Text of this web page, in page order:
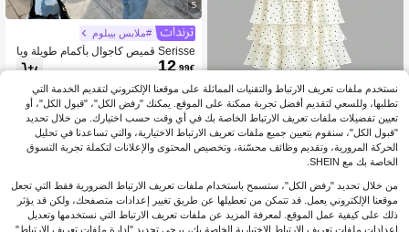
Sweetra
Sweetra ملابس علوية جديدة للربيع/الصي
ف بنقشة نقاط بولكا وحافة مكشكشة حل
وة وياقة معلقة، تصميم أنيق مناسب لملا
بس الشارع والارتداء اليومي الأنيق والموا
عيد وأعياد الميلاد، باللونين الأبيض والأسو
د
10
5
#ملابس بيبلوم
Serisse قميص كاجوال بأكمام طويلة ويا
قة على شكل حرف V مع تريم من الكشك
12.99€
نستخدم ملفات تعريف الارتباط والتقنيات المماثلة على موقعنا الإلكتروني لتقديم الخدمة التي
تطلبها، وللسعي لتقديم أفضل تجربة ممكنة على الموقع. يمكنك "رفض الكل"، "قبول الكل"، أو
تعيين تفضيلات ملفات تعريف الارتباط الخاصة بك في أي وقت حسب اختيارك. من خلال تحديد
"قبول الكل"، سنقوم بتعيين جميع ملفات تعريف الارتباط الاختيارية، والتي تساعدنا في تحليل
الحركة المرورية، وتقديم وظائف محسّنة، وتخصيص المحتوى والإعلانات لتكملة تجربة التسوق
الخاصة بك مع SHEIN.
من خلال تحديد "رفض الكل"، ستسمح باستخدام ملفات تعريف الارتباط الضرورية فقط التي تجعل
موقعنا الإلكتروني يعمل. قد تتمكن من تعطيلها عن طريق تغيير إعدادات متصفحك، ولكن قد يؤثر
ذلك على كيفية عمل الموقع. لمعرفة المزيد عن ملفات تعريف الارتباط التي نستخدمها وتعديل
إعدادات ملفات تعريف الارتباط الاختيارية الخاصة بك، يرجى تحديد "إدارة ملفات تعريف الارتباط".